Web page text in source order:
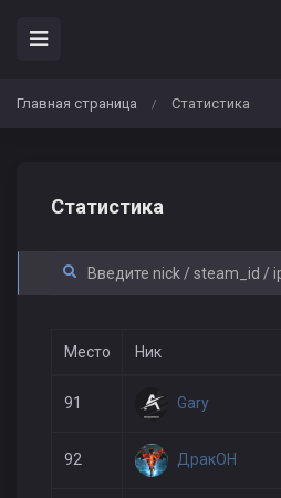
Главная страница / Статистика
Статистика
Место Ник
91 Gary
92 ДракОН